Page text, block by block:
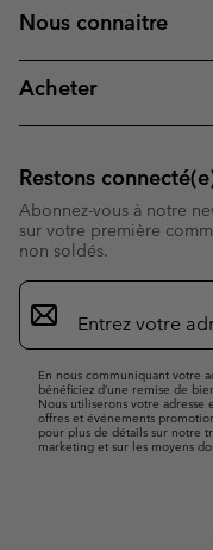
Nous connaitre
Acheter
Restons
Abonnez-vous à notre
sur votre première
non soldés.
Inscription
par
e-
En nous communiquant votre
bénéficiez d’une remise de
Nous utiliserons votre adresse
offres et événements
pour plus de détails sur notre
marketing et sur les moyens